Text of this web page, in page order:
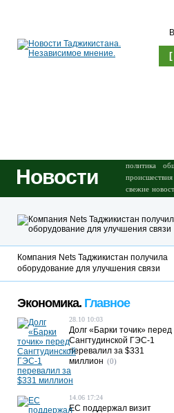
[
Новости политика
происшествия
свежие
Компания Nets Таджикистан получила
оборудование для улучшения связи
Экономика. Главное
28.10 10:03
Долг «Барки точик» перед
Сангтудинской ГЭС-1
перевалил за $331
миллион (0)
14.06 17:24
ЕС поддержал визит